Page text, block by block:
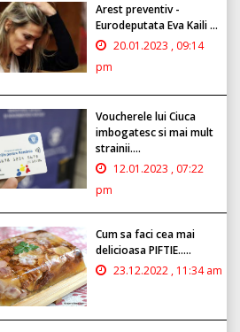
Arest preventiv -
Eurodeputata Eva Kaili ...
20.01.2023 , 09:14
pm
Voucherele lui Ciuca
imbogatesc si mai mult
strainii....
12.01.2023 , 07:22
pm
Cum sa faci cea mai
delicioasa PIFTIE.....
23.12.2022 , 11:34 am